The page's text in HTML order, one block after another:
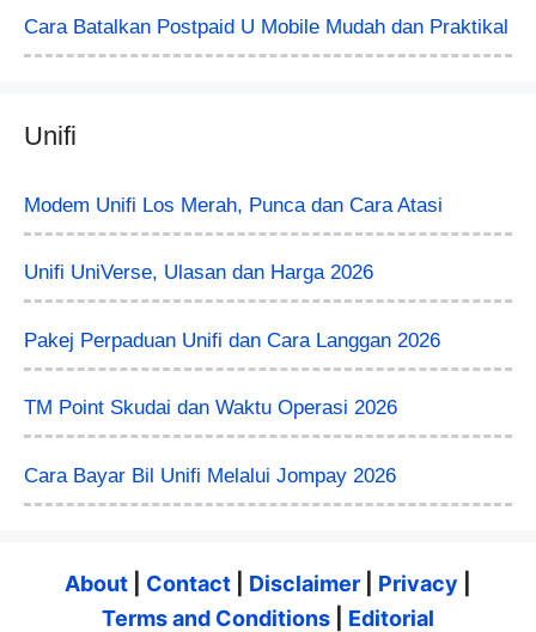
Cara Batalkan Postpaid U Mobile Mudah dan Praktikal
Unifi
Modem Unifi Los Merah, Punca dan Cara Atasi
Unifi UniVerse, Ulasan dan Harga 2026
Pakej Perpaduan Unifi dan Cara Langgan 2026
TM Point Skudai dan Waktu Operasi 2026
Cara Bayar Bil Unifi Melalui Jompay 2026
About Contact Disclaimer Privacy
Terms and Conditions
Editorial